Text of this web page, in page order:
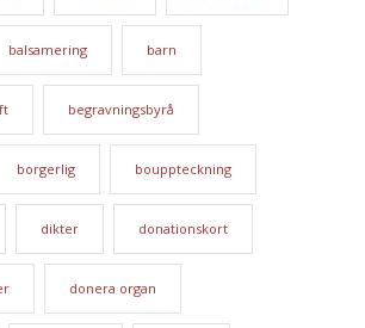
balsamering barn
begravningsbyrå
borgerlig bouppteckning
dikter donationskort
donera organ